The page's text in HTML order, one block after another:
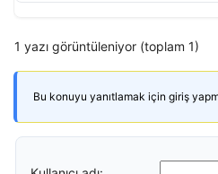
1 yazı görüntüleniyor (toplam 1)
Bu konuyu yanıtlamak için giriş